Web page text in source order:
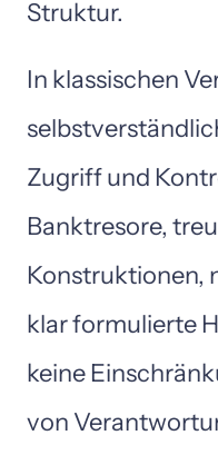
Struktur.
In klassischen
Zugriff und
Banktresore,
Konstruktionen,
klar formulierte
keine
von